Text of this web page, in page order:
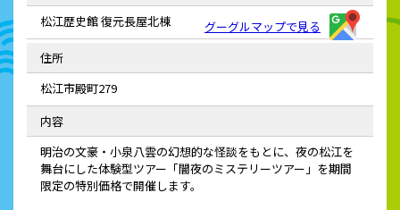
松江歴史館 復元⾧屋北棟
グーグルマップで見る
住所
松江市殿町279
内容
明治の文豪・小泉八雲の幻想的な怪談をもとに、夜の松江を
舞台にした体験型ツアー「闇夜のミステリーツアー」を期間
限定の特別価格で開催します。